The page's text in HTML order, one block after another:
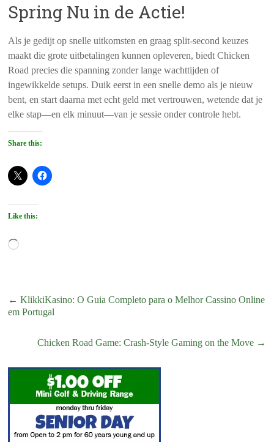
Spring Nu in de Actie!
Als je gedijt op snelle uitkomsten en graag split‑second keuzes
maakt die grote uitbetalingen kunnen opleveren, biedt Chicken
Road precies die spanning zonder lange wachttijden of
ingewikkelde setups. Duik eerst in een snelle demo als je nieuw
bent, en start daarna met echt geld met vertrouwen, wetende dat je
elke stap—en elk minuut—van je sessie onder controle hebt.
Share this:
Like this:
Loading…
← KlikkiKasino: O Guia Completo para o Melhor Cassino Online
em Portugal
Chicken Road Game: Crash‑Style Gaming on the Move →